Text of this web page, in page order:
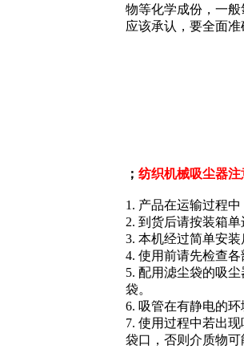
物等化学成份，一
应该承认，要全面
； 纺织机械吸尘器注
1. 产品在运输过程
2. 到货后请按装箱
3. 本机经过简单安
4. 使用前请先检查
5. 配用滤尘袋的吸
袋。
6. 吸管在有静电的
7. 使用过程中若出
袋口，否则介质物